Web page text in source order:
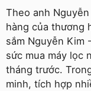
Theo anh
hàng của thương
sắm Nguyễn Kim
sức mua máy lọc
tháng trước.
minh, tích hợp